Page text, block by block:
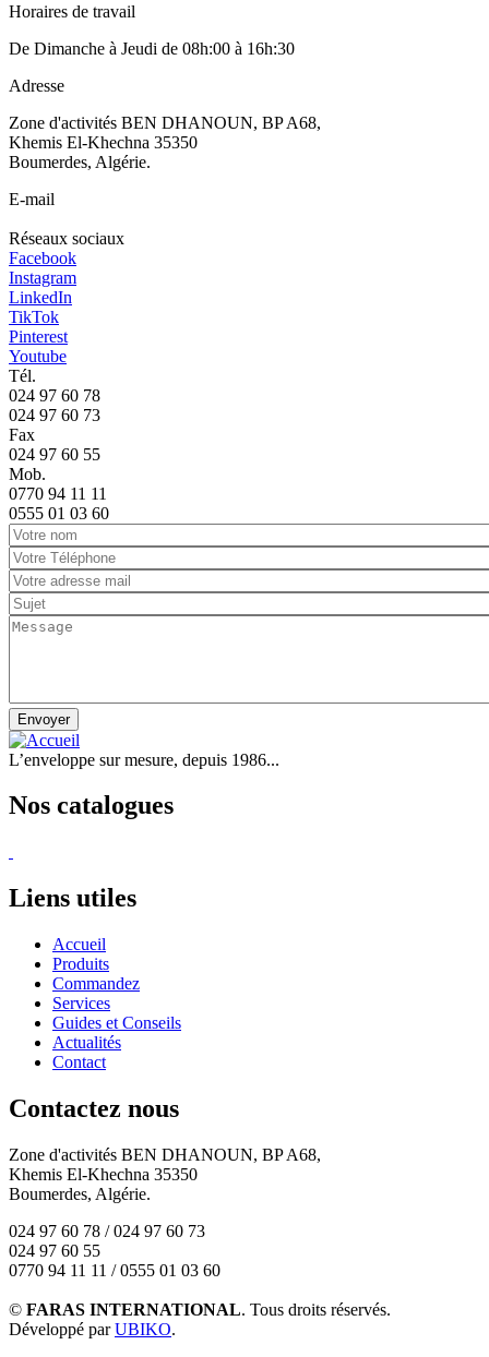
Horaires de travail
De Dimanche à Jeudi de 08h:00 à 16h:30
Adresse
Zone d'activités BEN DHANOUN, BP A68,
Khemis El-Khechna 35350
Boumerdes, Algérie.
E-mail
Réseaux sociaux
Facebook
Instagram
LinkedIn
TikTok
Pinterest
Youtube
Tél.
024 97 60 78
024 97 60 73
Fax
024 97 60 55
Mob.
0770 94 11 11
0555 01 03 60
Envoyer
L’enveloppe sur mesure, depuis 1986...
Nos catalogues
Liens utiles
Accueil
Produits
Commandez
Services
Guides et Conseils
Actualités
Contact
Contactez nous
Zone d'activités BEN DHANOUN, BP A68,
Khemis El-Khechna 35350
Boumerdes, Algérie.
024 97 60 78 / 024 97 60 73
024 97 60 55
0770 94 11 11 / 0555 01 03 60
© FARAS INTERNATIONAL. Tous droits réservés.
Développé parUBIKO.